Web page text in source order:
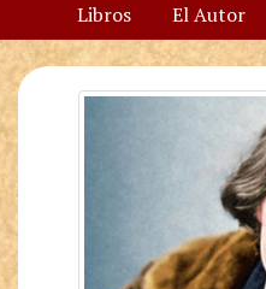
Libros El Autor